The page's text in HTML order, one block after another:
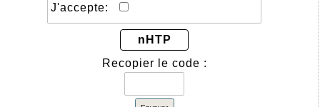
J'accepte:
nHTP
Recopier le code :